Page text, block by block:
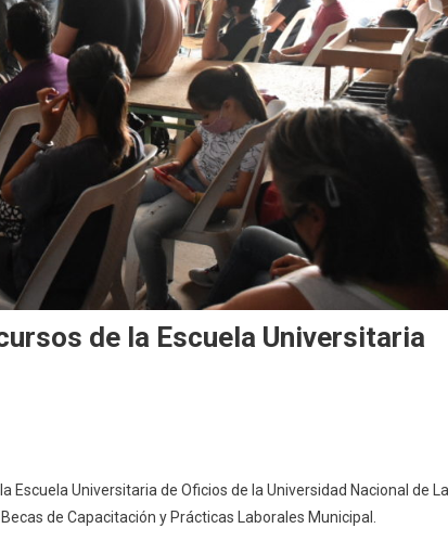
de la Escuela Universitaria
Universitaria de Oficios de la Universidad Nacional de La
de Capacitación y Prácticas Laborales Municipal.